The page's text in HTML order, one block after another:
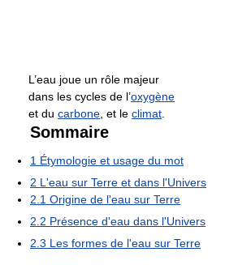
L’eau joue un rôle majeur
dans les cycles de l’oxygène
et du carbone, et le climat.
Sommaire
1 Étymologie et usage du mot
2 L'eau sur Terre et dans l'Univers
2.1 Origine de l'eau sur Terre
2.2 Présence d'eau dans l'Univers
2.3 Les formes de l'eau sur Terre